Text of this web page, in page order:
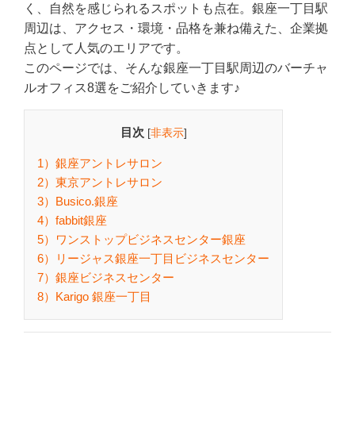
く、自然を感じられるスポットも点在。銀座一丁目駅
周辺は、アクセス・環境・品格を兼ね備えた、企業拠
点として人気のエリアです。
このページでは、そんな銀座一丁目駅周辺のバーチャ
ルオフィス8選をご紹介していきます♪
目次 [非表示]
1）銀座アントレサロン
2）東京アントレサロン
3）Busico.銀座
4）fabbit銀座
5）ワンストップビジネスセンター銀座
6）リージャス銀座一丁目ビジネスセンター
7）銀座ビジネスセンター
8）Karigo 銀座一丁目